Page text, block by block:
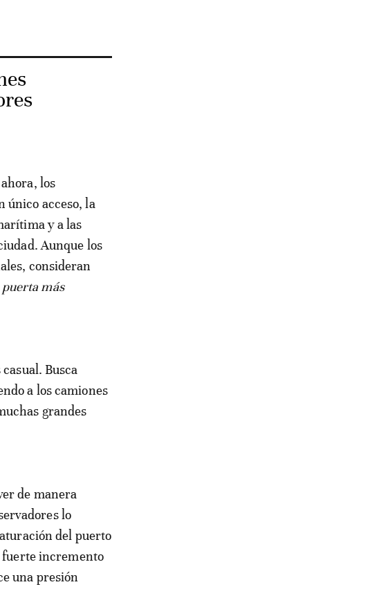
los
único acceso, la
y a las
Aunque los
consideran
puerta más
Busca
a los camiones
grandes
de manera
lo
del puerto
fuerte incremento
una presión